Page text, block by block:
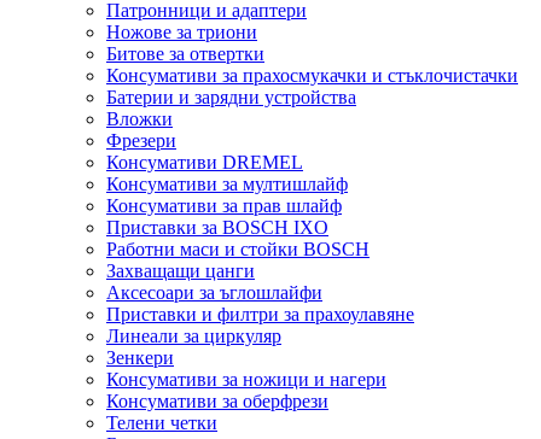
Патронници и адаптери
Ножове за триони
Битове за отвертки
Консумативи за прахосмукачки и стъклочистачки
Батерии и зарядни устройства
Вложки
Фрезери
Консумативи DREMEL
Консумативи за мултишлайф
Консумативи за прав шлайф
Приставки за BOSCH IXO
Работни маси и стойки BOSCH
Захващащи цанги
Аксесоари за ъглошлайфи
Приставки и филтри за прахоулавяне
Линеали за циркуляр
Зенкери
Консумативи за ножици и нагери
Консумативи за оберфрези
Телени четки